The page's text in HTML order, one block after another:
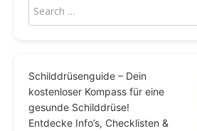
Schilddrüsenguide – Dein
kostenloser Kompass für eine
gesunde Schilddrüse!
Entdecke Info’s, Checklisten &